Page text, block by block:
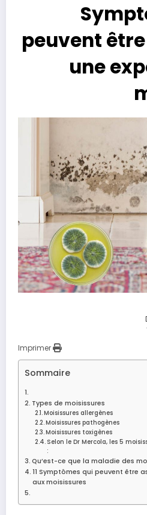
11
peuvent
une
Imprimer
Sommaire
Types de moisissures
Moisissures allergènes
Moisissures pathogènes
Moisissures toxigènes
Selon le Dr Mercola, les 5
:
Qu’est-ce que la maladie des
11 Symptômes qui peuvent être
aux moisissures